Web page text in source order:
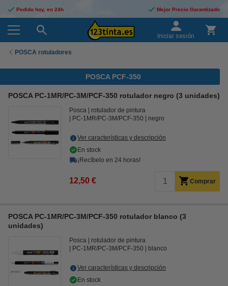
Pedido hoy, en 24h Mejor Precio Garantizado
Iniciar sesión
POSCA rotuladores
POSCA PCF-350
POSCA PC-1MR/PC-3M/PCF-350 rotulador negro (3 unidades)
Posca
rotulador de pintura
PC-1MR/PC-3M/PCF-350
negro
Ver características y descripción
En stock
¡Recíbelo en 24 horas!
12,50 € Comprar
POSCA PC-1MR/PC-3M/PCF-350 rotulador blanco (3
unidades)
Posca
rotulador de pintura
PC-1MR/PC-3M/PCF-350
blanco
Ver características y descripción
En stock